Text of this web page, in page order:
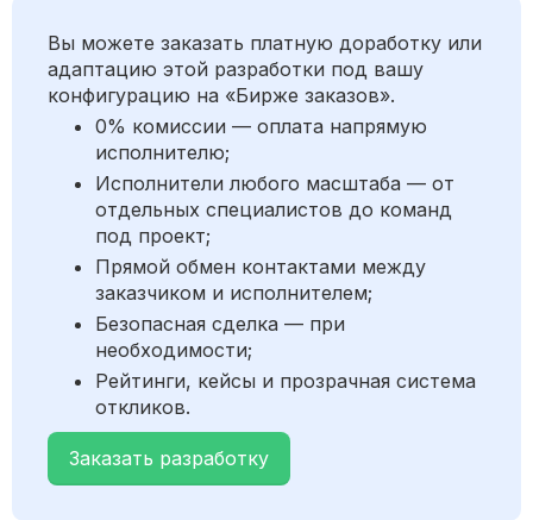
Вы можете заказать платную доработку или
адаптацию этой разработки под вашу
конфигурацию на «Бирже заказов».
0% комиссии — оплата напрямую
исполнителю;
Исполнители любого масштаба — от
отдельных специалистов до команд
под проект;
Прямой обмен контактами между
заказчиком и исполнителем;
Безопасная сделка — при
необходимости;
Рейтинги, кейсы и прозрачная система
откликов.
Заказать разработку